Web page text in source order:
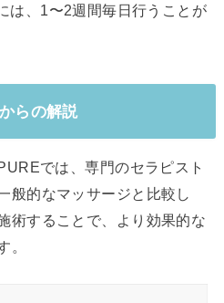
は、1〜2週間毎日行うことが
らの解説
では、専門のセラピスト
般的なマッサージと比較し
術することで、より効果的な
。